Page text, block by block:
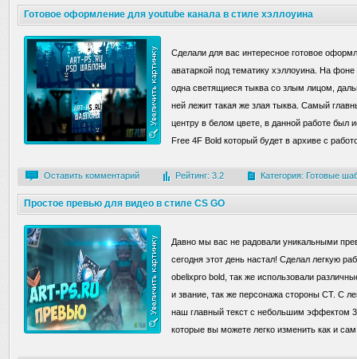
Готовое оформление для youtube канала в стиле хэллоуина
Сделали для вас интересное готовое
аватаркой под тематику хэллоуина. На
одна светящиеся тыква со злым лицом,
ней лежит такая же злая тыква. Самый
центру в белом цвете, в данной работе был
Free 4F Bold который будет в архиве с
Оставить комментарий Рейтинг: 3.2 Категория: Готовые
Простое превью для видео в стиле CS GO
Давно мы вас не радовали уникальными
сегодня этот день настал! Сделал легкую
obelixpro bold, так же использовали
и звание, так же персонажа стороны CT. С
наш главный текст с небольшим эффектом
которые вы можете легко изменить как и сам